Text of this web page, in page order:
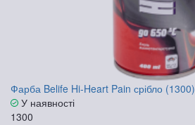
Фарба Belife Hi-Heart Pain срібло (1300)
У наявності
1300